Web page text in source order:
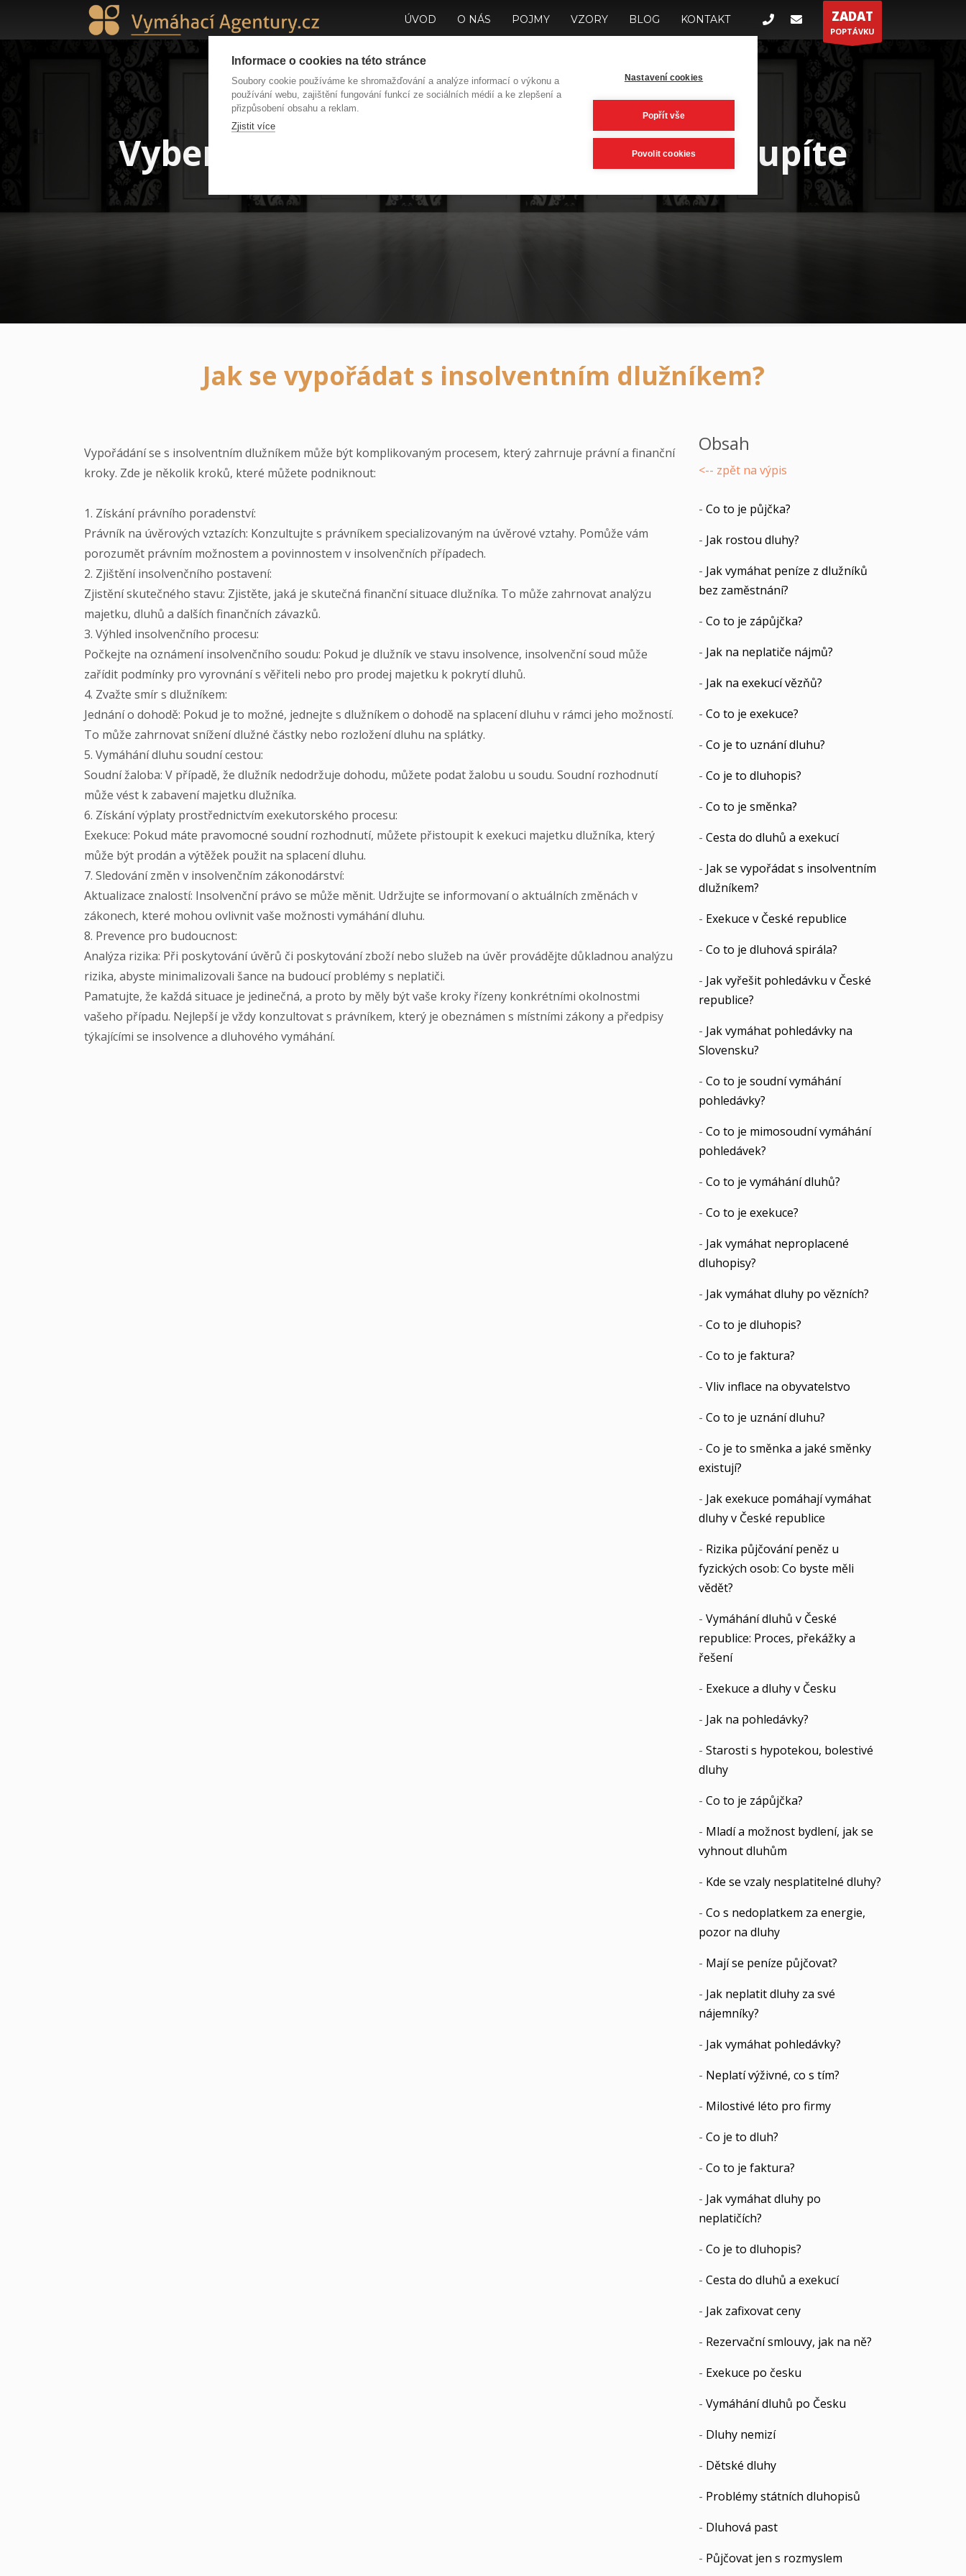
ÚVOD O NÁS POJMY VZORY BLOG KONTAKT ZADAT
POPTÁVKU
Vybereme za Vás do jakých dveří vstoupíte
Jak se vypořádat s insolventním dlužníkem?
Vypořádání se s insolventním dlužníkem může být komplikovaným procesem, který zahrnuje právní a finanční
kroky. Zde je několik kroků, které můžete podniknout:
1. Získání právního poradenství:
Právník na úvěrových vztazích: Konzultujte s právníkem specializovaným na úvěrové vztahy. Pomůže vám
porozumět právním možnostem a povinnostem v insolvenčních případech.
2. Zjištění insolvenčního postavení:
Zjistění skutečného stavu: Zjistěte, jaká je skutečná finanční situace dlužníka. To může zahrnovat analýzu
majetku, dluhů a dalších finančních závazků.
3. Výhled insolvenčního procesu:
Počkejte na oznámení insolvenčního soudu: Pokud je dlužník ve stavu insolvence, insolvenční soud může
zařídit podmínky pro vyrovnání s věřiteli nebo pro prodej majetku k pokrytí dluhů.
4. Zvažte smír s dlužníkem:
Jednání o dohodě: Pokud je to možné, jednejte s dlužníkem o dohodě na splacení dluhu v rámci jeho možností.
To může zahrnovat snížení dlužné částky nebo rozložení dluhu na splátky.
5. Vymáhání dluhu soudní cestou:
Soudní žaloba: V případě, že dlužník nedodržuje dohodu, můžete podat žalobu u soudu. Soudní rozhodnutí
může vést k zabavení majetku dlužníka.
6. Získání výplaty prostřednictvím exekutorského procesu:
Exekuce: Pokud máte pravomocné soudní rozhodnutí, můžete přistoupit k exekuci majetku dlužníka, který
může být prodán a výtěžek použit na splacení dluhu.
7. Sledování změn v insolvenčním zákonodárství:
Aktualizace znalostí: Insolvenční právo se může měnit. Udržujte se informovaní o aktuálních změnách v
zákonech, které mohou ovlivnit vaše možnosti vymáhání dluhu.
8. Prevence pro budoucnost:
Analýza rizika: Při poskytování úvěrů či poskytování zboží nebo služeb na úvěr provádějte důkladnou analýzu
rizika, abyste minimalizovali šance na budoucí problémy s neplatiči.
Pamatujte, že každá situace je jedinečná, a proto by měly být vaše kroky řízeny konkrétními okolnostmi
vašeho případu. Nejlepší je vždy konzultovat s právníkem, který je obeznámen s místními zákony a předpisy
týkajícími se insolvence a dluhového vymáhání.
Obsah
<-- zpět na výpis
- Co to je půjčka?
- Jak rostou dluhy?
- Jak vymáhat peníze z dlužníků
bez zaměstnání?
- Co to je zápůjčka?
- Jak na neplatiče nájmů?
- Jak na exekucí vězňů?
- Co to je exekuce?
- Co je to uznání dluhu?
- Co je to dluhopis?
- Co to je směnka?
- Cesta do dluhů a exekucí
- Jak se vypořádat s insolventním
dlužníkem?
- Exekuce v České republice
- Co to je dluhová spirála?
- Jak vyřešit pohledávku v České
republice?
- Jak vymáhat pohledávky na
Slovensku?
- Co to je soudní vymáhání
pohledávky?
- Co to je mimosoudní vymáhání
pohledávek?
- Co to je vymáhání dluhů?
- Co to je exekuce?
- Jak vymáhat neproplacené
dluhopisy?
- Jak vymáhat dluhy po vězních?
- Co to je dluhopis?
- Co to je faktura?
- Vliv inflace na obyvatelstvo
- Co to je uznání dluhu?
- Co je to směnka a jaké směnky
existují?
- Jak exekuce pomáhají vymáhat
dluhy v České republice
- Rizika půjčování peněz u
fyzických osob: Co byste měli
vědět?
- Vymáhání dluhů v České
republice: Proces, překážky a
řešení
- Exekuce a dluhy v Česku
- Jak na pohledávky?
- Starosti s hypotekou, bolestivé
dluhy
- Co to je zápůjčka?
- Mladí a možnost bydlení, jak se
vyhnout dluhům
- Kde se vzaly nesplatitelné dluhy?
- Co s nedoplatkem za energie,
pozor na dluhy
- Mají se peníze půjčovat?
- Jak neplatit dluhy za své
nájemníky?
- Jak vymáhat pohledávky?
- Neplatí výživné, co s tím?
- Milostivé léto pro firmy
- Co je to dluh?
- Co to je faktura?
- Jak vymáhat dluhy po
neplatičích?
- Co je to dluhopis?
- Cesta do dluhů a exekucí
- Jak zafixovat ceny
- Rezervační smlouvy, jak na ně?
- Exekuce po česku
- Vymáhání dluhů po Česku
- Dluhy nemizí
- Dětské dluhy
- Problémy státních dluhopisů
- Dluhová past
- Půjčovat jen s rozmyslem
Informace o cookies na této stránce
Soubory cookie používáme ke shromažďování a analýze informací o výkonu a
používání webu, zajištění fungování funkcí ze sociálních médií a ke zlepšení a
přizpůsobení obsahu a reklam.
Zjistit více
Nastavení cookies
Popřít vše
Povolit cookies